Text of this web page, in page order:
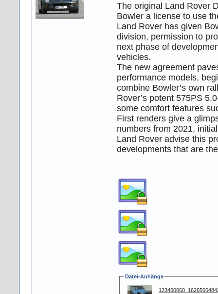
The original Land Rover
Bowler a license to use
Land Rover has given
division, permission to
next phase of
vehicles.
The new agreement
performance models,
combine Bowler’s own
Rover’s potent 575PS
some comfort features
First renders give a
numbers from 2021,
Land Rover advise this
developments that are
Datei-Anhänge